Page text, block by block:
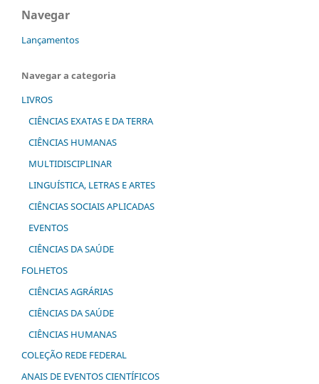
Navegar
Lançamentos
Navegar a categoria
LIVROS
CIÊNCIAS EXATAS E DA TERRA
CIÊNCIAS HUMANAS
MULTIDISCIPLINAR
LINGUÍSTICA, LETRAS E ARTES
CIÊNCIAS SOCIAIS APLICADAS
EVENTOS
CIÊNCIAS DA SAÚDE
FOLHETOS
CIÊNCIAS AGRÁRIAS
CIÊNCIAS DA SAÚDE
CIÊNCIAS HUMANAS
COLEÇÃO REDE FEDERAL
ANAIS DE EVENTOS CIENTÍFICOS